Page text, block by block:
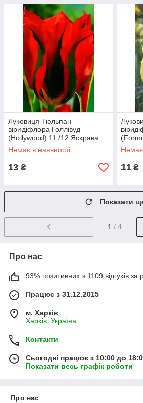
Луковиця Тюльпан
віридіфлора Голлівуд
(Нollywood) 11 /12 Яскрава
Немає в наявності
13 ₴
Немає
11 ₴
Показати
1 / 4
Про нас
93% позитивних з 1109 відгуків за
Працює з 31.12.2015
м. Харків
Харків, Україна
Контакти
Сьогодні працює з 10:00 до
Показати весь графік роботи
Про нас